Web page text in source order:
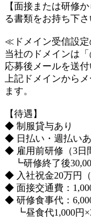
【面接または研修
る書類をお持ち下さ
≪ドメイン受信設
当社のドメインは「
応募後メールを送付
上記ドメインから
ます。
【待遇】
◆ 制服貸与あり
◆ 日払い・週払いあ
◆ 雇用前研修（3日
┗研修終了後
◆ 入社祝金20万円（
◆ 面接交通費：
◆ 研修食事代：
┗昼食代1,000円